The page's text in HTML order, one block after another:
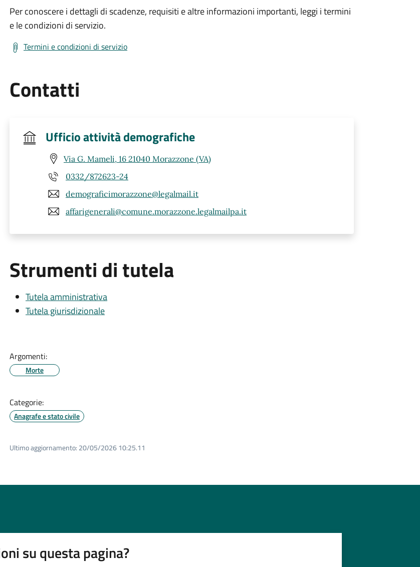
Per conoscere i dettagli di scadenze, requisiti e altre informazioni importanti, leggi i termini
e le condizioni di servizio.
Termini e condizioni di servizio
Contatti
Ufficio attività demografiche
Via G. Mameli, 16 21040 Morazzone (VA)
0332/872623-24
demograficimorazzone@legalmail.it
affarigenerali@comune.morazzone.legalmailpa.it
Strumenti di tutela
Tutela amministrativa
Tutela giurisdizionale
Argomenti:
Morte
Categorie:
Anagrafe e stato civile
Ultimo aggiornamento: 20/05/2026 10:25.11
su questa pagina?